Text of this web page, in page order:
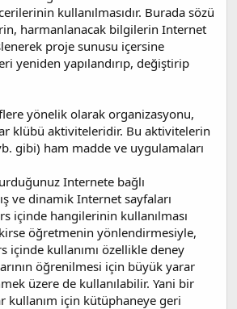
kullanılmasıdır. Burada sözü
harmanlanacak bilgilerin Internet
proje sunusu içersine
yeniden yapılandırıp, değiştirip
yönelik olarak organizasyonu,
klübü aktiviteleridir. Bu aktivitelerin
gibi) ham madde ve uygulamaları
Internete bağlı
ve dinamik Internet sayfaları
içinde hangilerinin kullanılması
öğretmenin yönlendirmesiyle,
içinde kullanımı özellikle deney
öğrenilmesi için büyük yarar
üzere de kullanılabilir. Yani bir
kullanım için kütüphaneye geri